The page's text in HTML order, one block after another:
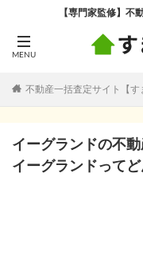
【専門家監修】不
不動産一括査定サイト【す
イーグランドの不
イーグランドって